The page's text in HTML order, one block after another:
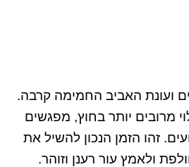
ועונת האביב החמימה קרבה.
מרובים יותר בחוץ, מפגשים
זהו הזמן הנכון להשיל את
ולאמץ עור רענן וזוהר.